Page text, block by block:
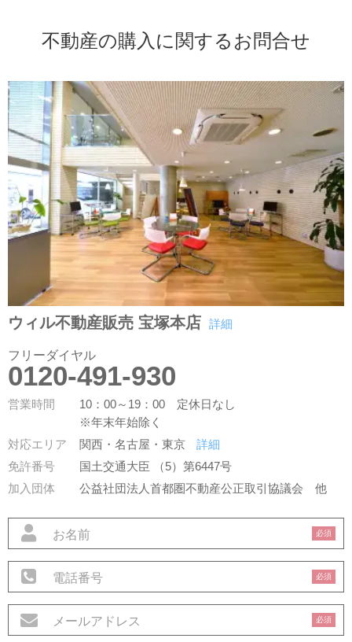
不動産の購入に関するお問合せ
ウィル不動産販売 宝塚本店 詳細
フリーダイヤル
0120-491-930
営業時間
10：00～19：00 定休日なし
※年末年始除く
対応エリア
関西・名古屋・東京
詳細
免許番号
国土交通大臣 （5）第6447号
加入団体
公益社団法人首都圏不動産公正取引協議会他
必須
必須
必須